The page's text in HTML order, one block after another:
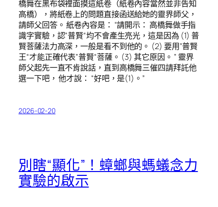
橋舞在黑布袋裡面摸這紙卷（紙卷內容當然並非告知
高橋），將紙卷上的問題直接函送給她的靈界師父，
請師父回答。 紙卷內容是： “請開示： 高橋舞做手指
識字實驗，認”普賢“均不會產生亮光，這是因為 (1) 普
賢菩薩法力高深，一般是看不到他的。 (2) 要用”普賢
王“才能正確代表”普賢“菩薩。 (3) 其它原因。 ” 靈界
師父起先一直不肯說話，直到高橋舞三催四請拜託他
選一下吧， 他才說： “好吧，是(1)。”
2026-02-20
別瞎“顯化”！蟑螂與螞蟻念力
實驗的啟示